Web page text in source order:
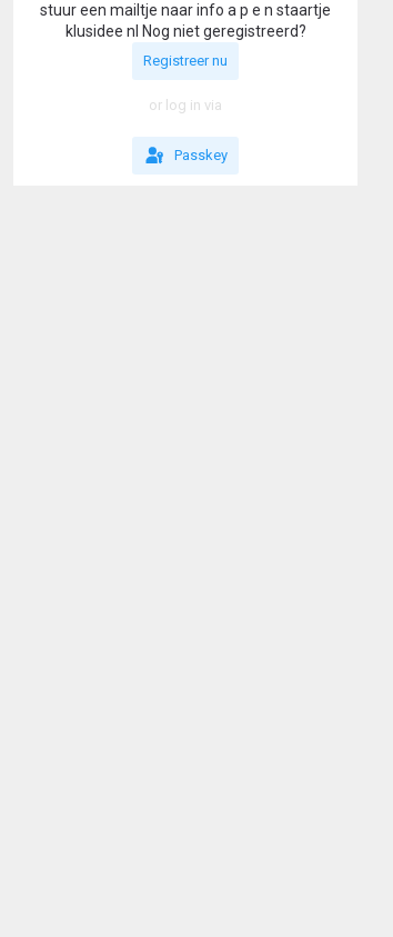
stuur een mailtje naar info a p e n staartje
klusidee nl Nog niet geregistreerd?
Registreer nu
or log in via
Passkey